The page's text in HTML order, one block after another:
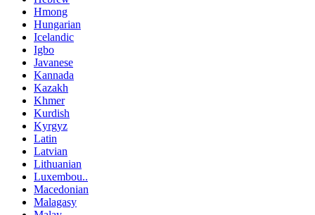
Hmong
Hungarian
Icelandic
Igbo
Javanese
Kannada
Kazakh
Khmer
Kurdish
Kyrgyz
Latin
Latvian
Lithuanian
Luxembou..
Macedonian
Malagasy